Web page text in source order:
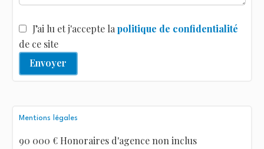
J’ai lu et j'accepte la politique de confidentialité
de ce site
Envoyer
Mentions légales
90 000 € Honoraires d'agence non inclus